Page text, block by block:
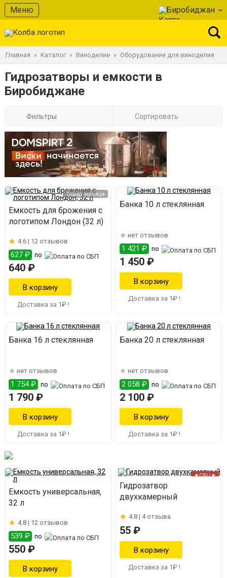
Меню Биробиджан
Главная » Каталог » Виноделие » Оборудование для виноделия
Гидрозатворы и емкости в
Биробиджане
Фильтры Сортировать
Товар месяца
Емкость для брожения с
логотипом Лондон (32 л)
4.6 | 12 отзывов
627 ₽ по
640 ₽
Доставка за 1₽ !
Банка 10 л стеклянная
нет отзывов
1 421 ₽ по
1 450 ₽
Доставка за 1₽ !
Банка 16 л стеклянная
нет отзывов
1 754 ₽ по
1 790 ₽
Доставка за 1₽ !
Банка 20 л стеклянная
нет отзывов
2 058 ₽ по
2 100 ₽
Доставка за 1₽ !
Емкость универсальная,
32 л
4.8 | 12 отзывов
539 ₽ по
550 ₽
★СВЦ★
Гидрозатвор
двухкамерный
4.8 | 4 отзыва
55 ₽
Доставка за 1₽ !